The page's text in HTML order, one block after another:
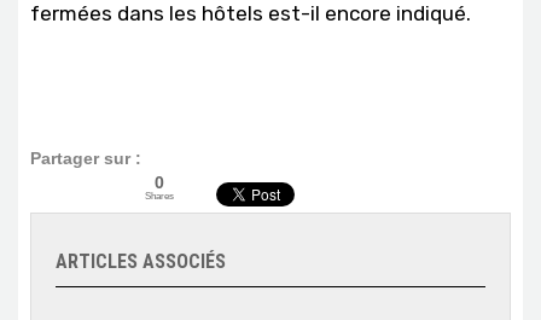
fermées dans les hôtels est-il encore indiqué.
Partager sur :
0
Shares
ARTICLES ASSOCIÉS